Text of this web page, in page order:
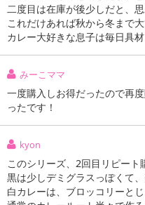
【カレーパートナー 辛旨ペー
3種の唐がらしの辛みにカレー
原産国(最終加工地):
原材料:
【ホワイトカレー 中辛】
食用油脂(牛脂豚脂混合油(国内製造)、パー
ダー、デキストリン、ソテーカレーペー
二度目は在庫が後少しだと、
これだけあれば秋から冬まで
カレー大好きな息子は毎日具
みーこママ
一度購入しお得だったので再
ったです！
kyon
このシリーズ、2回目リピート
黒は少しデミグラスっぽくて、
白カレーは、ブロッコリーと